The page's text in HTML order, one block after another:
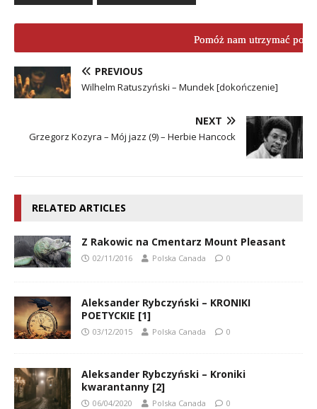
Pomóż nam utrzymać
PREVIOUS
Wilhelm Ratuszyński – Mundek [dokończenie]
NEXT
Grzegorz Kozyra – Mój jazz (9) – Herbie Hancock
RELATED ARTICLES
Z Rakowic na Cmentarz Mount Pleasant
02/11/2016 Polska Canada 0
Aleksander Rybczyński – KRONIKI
POETYCKIE [1]
03/12/2015 Polska Canada 0
Aleksander Rybczyński – Kroniki
kwarantanny [2]
06/04/2020 Polska Canada 0